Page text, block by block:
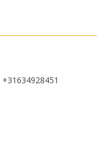
+31634928451